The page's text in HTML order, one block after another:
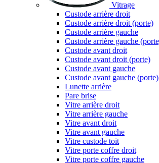
Vitrage
Custode arrière droit
Custode arrière droit (porte)
Custode arrière gauche
Custode arrière gauche
Custode avant droit
Custode avant droit (porte)
Custode avant gauche
Custode avant gauche (porte)
Lunette arrière
Pare brise
Vitre arrière droit
Vitre arrière gauche
Vitre avant droit
Vitre avant gauche
Vitre custode toit
Vitre porte coffre droit
Vitre porte coffre gauche